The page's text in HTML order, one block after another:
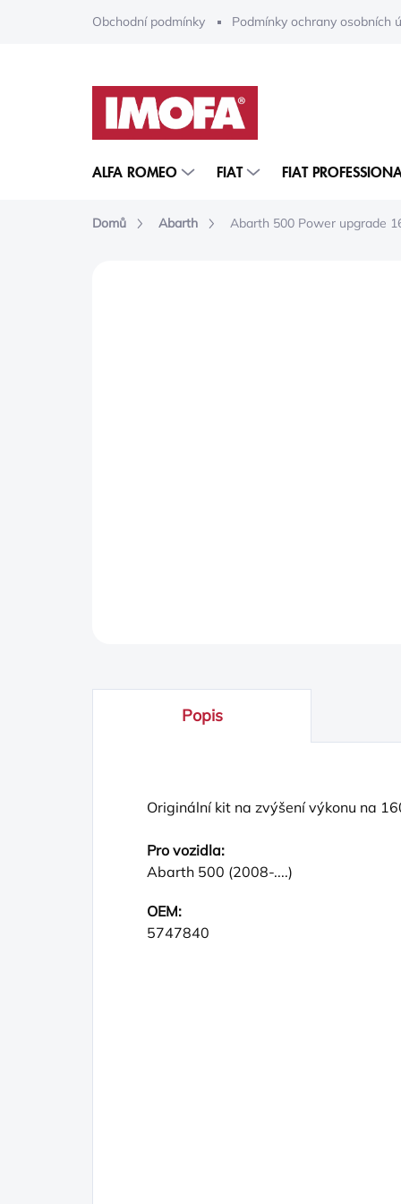
Obchodní podmínky Podmínky ochrany osobních
ALFA ROMEO FIAT FIAT
Domů Abarth Abarth 500 Power upgrade
Popis
Originální kit na zvýšení výkonu na
Pro vozidla:
Abarth 500 (2008-....)
OEM:
5747840